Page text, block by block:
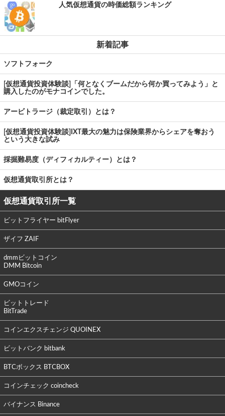
人気仮想通貨の時価総額ランキング
新着記事
ソフトフォーク
[仮想通貨投資体験談]「何となくブームだから何か買ってみよう」と
購入したのがモナコインでした。
アービトラージ（裁定取引）とは？
[仮想通貨投資体験談]IXT最大の魅力は保険業界からシェアを奪おう
という大きな試み
採掘難易度（ディフィカルティー）とは？
仮想通貨取引所とは？
仮想通貨取引所一覧
ビットフライヤー bitFlyer
ザイフ ZAIF
dmmビットコイン
DMM Bitcoin
GMOコイン
ビットトレード
BitTrade
コインエクスチェンジ QUOINEX
ビットバンク bitbank
BTCボックス BTCBOX
コインチェック coincheck
バイナンス Binance